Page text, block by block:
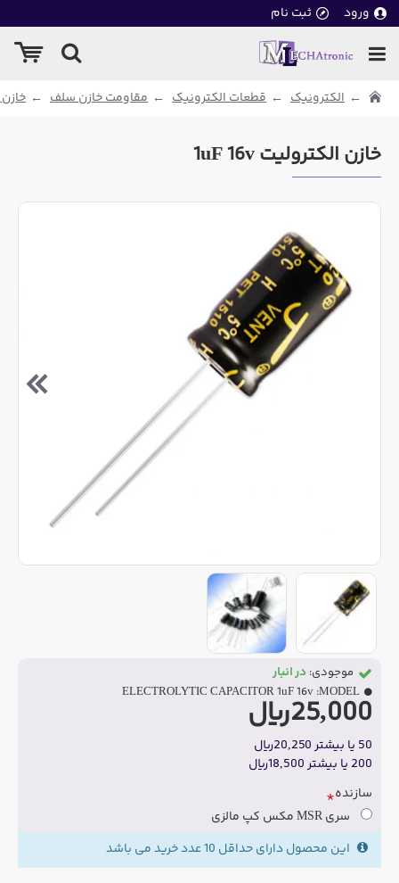
ورود ثبت نام
الکترونیک قطعات الکترونیک مقاومت خازن سلف
خازن الکترولیت 1uF 16v
25,000ریال
50 یا بیشتر 20,250ریال
200 یا بیشتر 18,500ریال
موجودی: در انبار
MODEL:
ELECTROLYTIC CAPACITOR 1uF 16v
سازنده
سری MSR مکس کپ مالزی
این محصول دارای حداقل 10 عدد خرید می باشد